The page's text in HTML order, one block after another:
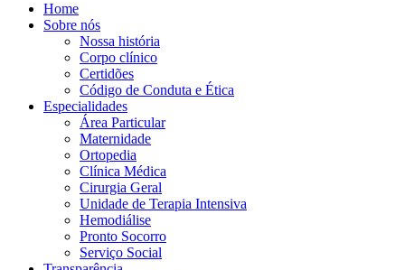
Home
Sobre nós
Nossa história
Corpo clínico
Certidões
Código de Conduta e Ética
Especialidades
Área Particular
Maternidade
Ortopedia
Clínica Médica
Cirurgia Geral
Unidade de Terapia Intensiva
Hemodiálise
Pronto Socorro
Serviço Social